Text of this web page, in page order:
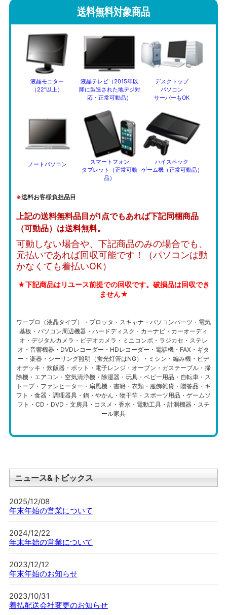
送料無料対象商品
液晶モニター
（22”以上）
液晶テレビ（2015年以
降に製造された地デジ対
応・正常可動品）
デスクトップ
パソコン
サーバーもOK
ノートパソコン
スマートフォン
タブレット（正常可動
品）
ハイスペック
ゲーム機（正常可動品）
※送料お客様負担品目
上記の送料無料品目が1点でもあれば下記同梱商品
（可動品）は送料無料。
可動しない場合や、下記商品のみの場合でも、
元払いであれば回収可能です！（パソコンは動
かなくても着払いOK）
★下記商品はリユース前提での回収です。破損品は回収でき
ません★
ワープロ（液晶タイプ）・プロッタ・スキャナ・パソコンパーツ・電気
基板・パソコン周辺機器・ハードディスク・カーナビ・カーオーディ
オ・デジタルカメラ・ビデオカメラ・ミニコンポ・ラジカセ・ステレ
オ・音響機器・DVDレコーダー・HDレコーダー・電話機・FAX・ギタ
ー・楽器・シーリング照明（蛍光灯管はNG）・ミシン・編み機・ビデ
オデッキ・炊飯器・ポット・電子レンジ・オーブン・ガステーブル・掃
除機・エアコン・空気清浄機・除湿器・玩具・ベビー用品・自転車・ス
トーブ・ファンヒーター・扇風機・書籍・衣類・服飾雑貨・贈答品・ギ
フト・食器・調理器具・鍋・やかん・物干竿・スポーツ用品・ゲームソ
フト・CD・DVD・文房具・コスメ・香水・電動工具・計測機器・スチ
ール家具
ニュース&トピックス
2025/12/08
年末年始の営業について
2024/12/22
年末年始の営業について
2023/12/12
年末年始のお知らせ
2023/10/31
着払配送会社変更のお知らせ